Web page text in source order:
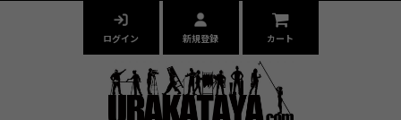
ログイン 新規登録 カート